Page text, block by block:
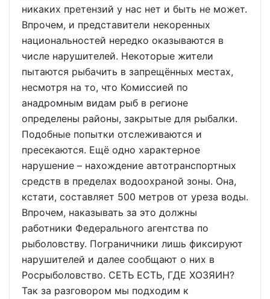
никаких претензий у нас нет и быть не может.
Впрочем, и представители некоренных
национальностей нередко оказываются в
числе нарушителей. Некоторые жители
пытаются рыбачить в запрещённых местах,
несмотря на то, что Комиссией по
анадромным видам рыб в регионе
определены районы, закрытые для рыбалки.
Подобные попытки отслеживаются и
пресекаются. Ещё одно характерное
нарушение – нахождение автотранспортных
средств в пределах водоохраной зоны. Она,
кстати, составляет 500 метров от уреза воды.
Впрочем, наказывать за это должны
работники Федерального агентства по
рыболовству. Пограничники лишь фиксируют
нарушителей и далее сообщают о них в
Росрыболовство. СЕТЬ ЕСТЬ, ГДЕ ХОЗЯИН?
Так за разговором мы подходим к